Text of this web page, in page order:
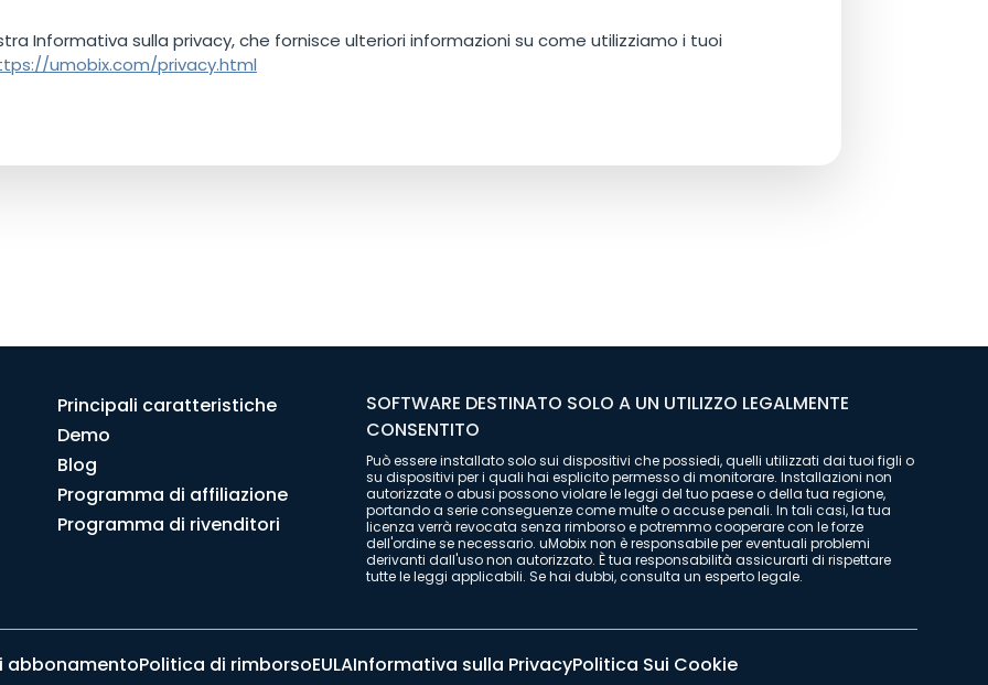
Informativa sulla privacy, che fornisce ulteriori informazioni su come utilizziamo i tuoi
umobix.com/privacy.html
Principali caratteristiche
Demo
Blog
Programma di affiliazione
Programma di rivenditori
SOFTWARE DESTINATO SOLO A UN UTILIZZO LEGALMENTE
CONSENTITO
Può essere installato solo sui dispositivi che possiedi, quelli utilizzati dai tuoi figli o
su dispositivi per i quali hai esplicito permesso di monitorare. Installazioni non
autorizzate o abusi possono violare le leggi del tuo paese o della tua regione,
portando a serie conseguenze come multe o accuse penali. In tali casi, la tua
licenza verrà revocata senza rimborso e potremmo cooperare con le forze
dell'ordine se necessario. uMobix non è responsabile per eventuali problemi
derivanti dall'uso non autorizzato. È tua responsabilità assicurarti di rispettare
tutte le leggi applicabili. Se hai dubbi, consulta un esperto legale.
abbonamentoPolitica di rimborsoEULAInformativa sulla PrivacyPolitica Sui Cookie